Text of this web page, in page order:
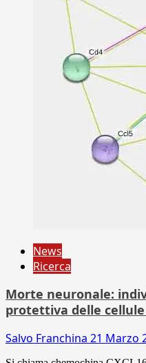
News
Ricerca
Morte neuronale:
protettiva delle
Salvo Franchina 21 Marzo